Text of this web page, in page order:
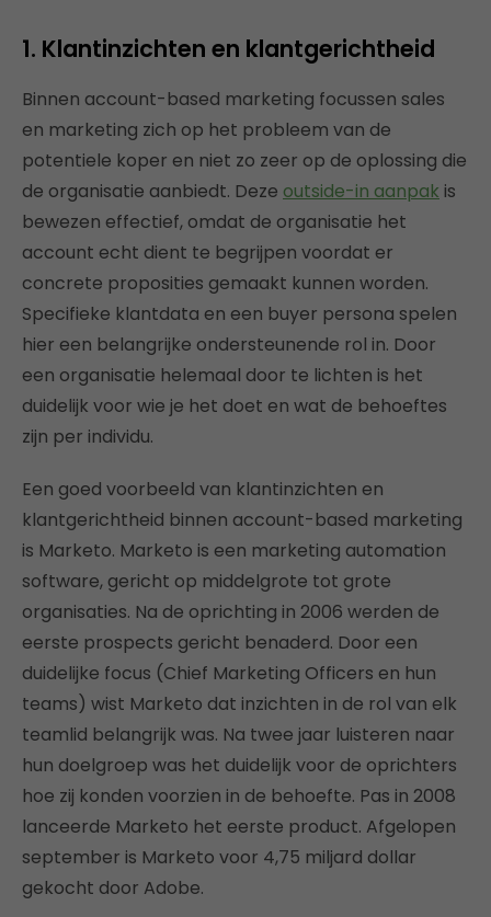
1. Klantinzichten en klantgerichtheid
Binnen account-based marketing focussen sales
en marketing zich op het probleem van de
potentiele koper en niet zo zeer op de oplossing die
de organisatie aanbiedt. Deze outside-in aanpak is
bewezen effectief, omdat de organisatie het
account echt dient te begrijpen voordat er
concrete proposities gemaakt kunnen worden.
Specifieke klantdata en een buyer persona spelen
hier een belangrijke ondersteunende rol in. Door
een organisatie helemaal door te lichten is het
duidelijk voor wie je het doet en wat de behoeftes
zijn per individu.
Een goed voorbeeld van klantinzichten en
klantgerichtheid binnen account-based marketing
is Marketo. Marketo is een marketing automation
software, gericht op middelgrote tot grote
organisaties. Na de oprichting in 2006 werden de
eerste prospects gericht benaderd. Door een
duidelijke focus (Chief Marketing Officers en hun
teams) wist Marketo dat inzichten in de rol van elk
teamlid belangrijk was. Na twee jaar luisteren naar
hun doelgroep was het duidelijk voor de oprichters
hoe zij konden voorzien in de behoefte. Pas in 2008
lanceerde Marketo het eerste product. Afgelopen
september is Marketo voor 4,75 miljard dollar
gekocht door Adobe.